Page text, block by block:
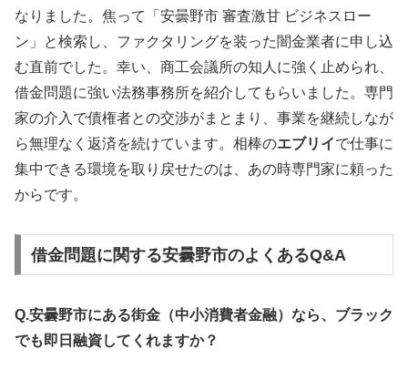
なりました。焦って「安曇野市 審査激甘 ビジネスロー
ン」と検索し、ファクタリングを装った闇金業者に申し込
む直前でした。幸い、商工会議所の知人に強く止められ、
借金問題に強い法務事務所を紹介してもらいました。専門
家の介入で債権者との交渉がまとまり、事業を継続しなが
ら無理なく返済を続けています。相棒のエブリイで仕事に
集中できる環境を取り戻せたのは、あの時専門家に頼った
からです。
借金問題に関する安曇野市のよくあるQ&A
Q.安曇野市にある街金（中小消費者金融）なら、ブラック
でも即日融資してくれますか？